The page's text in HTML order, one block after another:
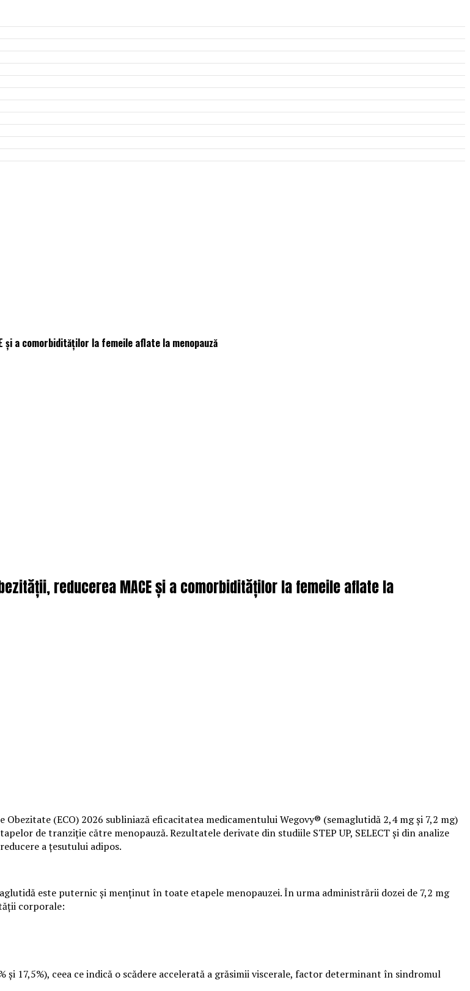
și a comorbidităților la femeile aflate la menopauză
reducerea MACE și a comorbidităților la femeile aflate la
(ECO) 2026 subliniază eficacitatea medicamentului Wegovy® (semaglutidă 2,4 mg și 7,2 mg)
de tranziție către menopauză. Rezultatele derivate din studiile STEP UP, SELECT și din analize
a țesutului adipos.
este puternic și menținut în toate etapele menopauzei. În urma administrării dozei de 7,2 mg
corporale:
17,5%), ceea ce indică o scădere accelerată a grăsimii viscerale, factor determinant în sindromul